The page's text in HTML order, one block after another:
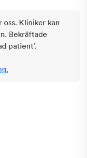
Kliniker kan
Bekräftade
patient’.